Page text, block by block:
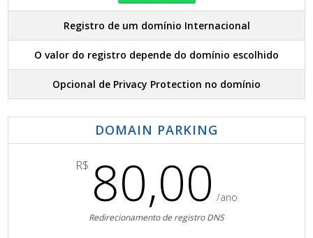
Registro de um domínio Internacional
O valor do registro depende do domínio escolhido
Opcional de Privacy Protection no domínio
DOMAIN PARKING
R$ 80,00 /ano
Redirecionamento de registro DNS